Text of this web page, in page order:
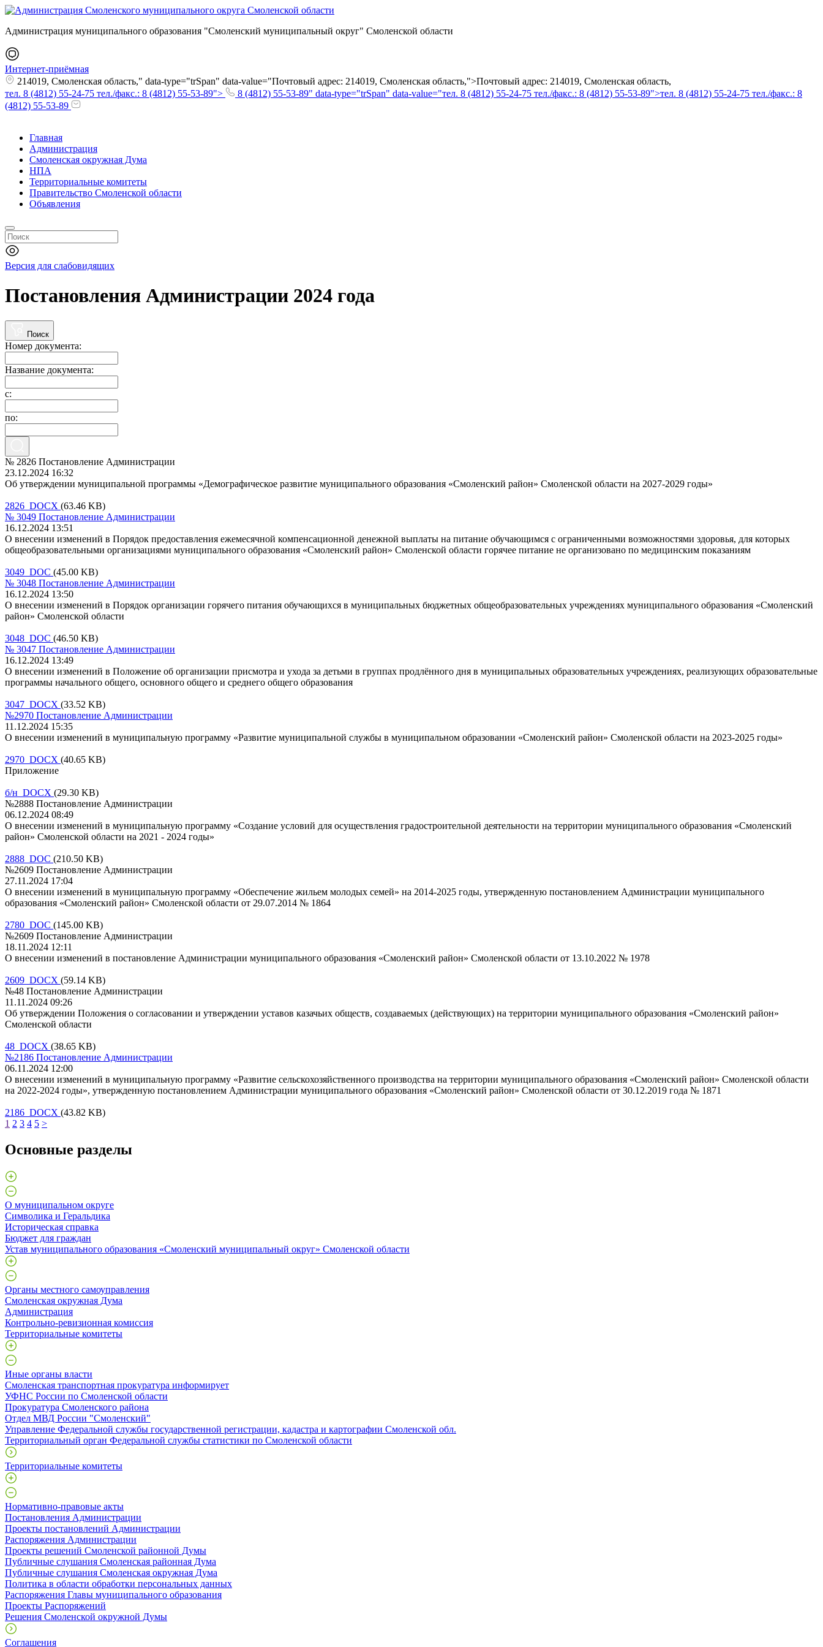
Администрация муниципального образования "Смоленский муниципальный округ" Смоленской области
Интернет-приёмная
214019, Смоленская область," data-type="trSpan" data-value="Почтовый адрес: 214019, Смоленская область,">Почтовый адрес: 214019, Смоленская область,
тел. 8 (4812) 55-24-75 тел./факс.: 8 (4812) 55-53-89">
8 (4812) 55-53-89" data-type="trSpan" data-value="тел. 8 (4812) 55-24-75 тел./факс.: 8 (4812) 55-53-89">тел. 8 (4812) 55-24-75 тел./факс.: 8
(4812) 55-53-89
Главная
Администрация
Смоленская окружная Дума
НПА
Территориальные комитеты
Правительство Смоленской области
Объявления
Версия для слабовидящих
Постановления Администрации 2024 года
Поиск
Номер документа:
Название документа:
с:
по:
№ 2826 Постановление Администрации
23.12.2024 16:32
Об утверждении муниципальной программы «Демографическое развитие муниципального образования «Смоленский район» Смоленской области на 2027-2029 годы»
2826 DOCX (63.46 KB)
№ 3049 Постановление Администрации
16.12.2024 13:51
О внесении изменений в Порядок предоставления ежемесячной компенсационной денежной выплаты на питание обучающимся с ограниченными возможностями здоровья, для которых
общеобразовательными организациями муниципального образования «Смоленский район» Смоленской области горячее питание не организовано по медицинским показаниям
3049 DOC (45.00 KB)
№ 3048 Постановление Администрации
16.12.2024 13:50
О внесении изменений в Порядок организации горячего питания обучающихся в муниципальных бюджетных общеобразовательных учреждениях муниципального образования «Смоленский
район» Смоленской области
3048 DOC (46.50 KB)
№ 3047 Постановление Администрации
16.12.2024 13:49
О внесении изменений в Положение об организации присмотра и ухода за детьми в группах продлённого дня в муниципальных образовательных учреждениях, реализующих образовательные
программы начального общего, основного общего и среднего общего образования
3047 DOCX (33.52 KB)
№2970 Постановление Администрации
11.12.2024 15:35
О внесении изменений в муниципальную программу «Развитие муниципальной службы в муниципальном образовании «Смоленский район» Смоленской области на 2023-2025 годы»
2970 DOCX (40.65 KB)
Приложение
б/н DOCX (29.30 KB)
№2888 Постановление Администрации
06.12.2024 08:49
О внесении изменений в муниципальную программу «Создание условий для осуществления градостроительной деятельности на территории муниципального образования «Смоленский
район» Смоленской области на 2021 - 2024 годы»
2888 DOC (210.50 KB)
№2609 Постановление Администрации
27.11.2024 17:04
О внесении изменений в муниципальную программу «Обеспечение жильем молодых семей» на 2014-2025 годы, утвержденную постановлением Администрации муниципального
образования «Смоленский район» Смоленской области от 29.07.2014 № 1864
2780 DOC (145.00 KB)
№2609 Постановление Администрации
18.11.2024 12:11
О внесении изменений в постановление Администрации муниципального образования «Смоленский район» Смоленской области от 13.10.2022 № 1978
2609 DOCX (59.14 KB)
№48 Постановление Администрации
11.11.2024 09:26
Об утверждении Положения о согласовании и утверждении уставов казачьих обществ, создаваемых (действующих) на территории муниципального образования «Смоленский район»
Смоленской области
48 DOCX (38.65 KB)
№2186 Постановление Администрации
06.11.2024 12:00
О внесении изменений в муниципальную программу «Развитие сельскохозяйственного производства на территории муниципального образования «Смоленский район» Смоленской области
на 2022-2024 годы», утвержденную постановлением Администрации муниципального образования «Смоленский район» Смоленской области от 30.12.2019 года № 1871
2186 DOCX (43.82 KB)
1 2 3 4 5 >
Основные разделы
О муниципальном округе
Символика и Геральдика
Историческая справка
Бюджет для граждан
Устав муниципального образования «Смоленский муниципальный округ» Смоленской области
Органы местного самоуправления
Смоленская окружная Дума
Администрация
Контрольно-ревизионная комиссия
Территориальные комитеты
Иные органы власти
Смоленская транспортная прокуратура информирует
УФНС России по Смоленской области
Прокуратура Смоленского района
Отдел МВД России "Смоленский"
Управление Федеральной службы государственной регистрации, кадастра и картографии Смоленской обл.
Территориальный орган Федеральной службы статистики по Смоленской области
Территориальные комитеты
Нормативно-правовые акты
Постановления Администрации
Проекты постановлений Администрации
Распоряжения Администрации
Проекты решений Смоленской районной Думы
Публичные слушания Смоленская районная Дума
Публичные слушания Смоленская окружная Дума
Политика в области обработки персональных данных
Распоряжения Главы муниципального образования
Проекты Распоряжений
Решения Смоленской окружной Думы
Соглашения